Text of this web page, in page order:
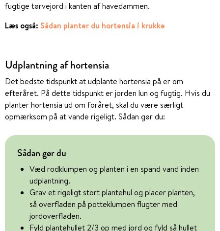
fugtige tørvejord i kanten af havedammen.
Læs også: Sådan planter du hortensia i krukke
Udplantning af hortensia
Det bedste tidspunkt at udplante hortensia på er om
efteråret. På dette tidspunkt er jorden lun og fugtig. Hvis du
planter hortensia ud om foråret, skal du være særligt
opmærksom på at vande rigeligt. Sådan gør du:
Sådan gør du
Væd rodklumpen og planten i en spand vand inden
udplantning.
Grav et rigeligt stort plantehul og placer planten,
så overfladen på potteklumpen flugter med
jordoverfladen.
Fyld plantehullet 2/3 op med jord og fyld så hullet